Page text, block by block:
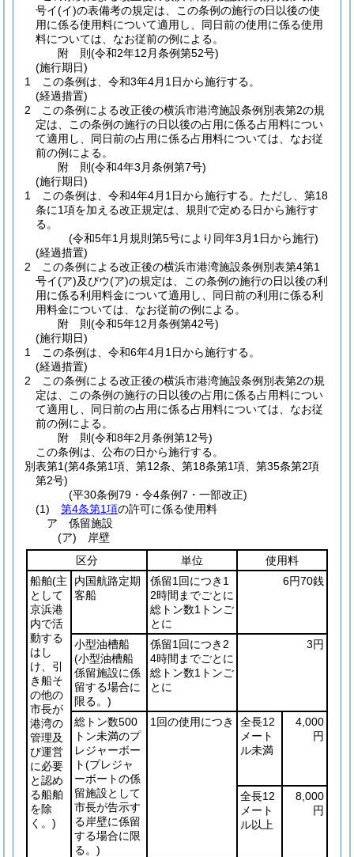
号イ(イ)の表備考の規定は、この条例の施行の日以後の使
用に係る使用料について適用し、同日前の使用に係る使用
料については、なお従前の例による。
附 則(令和2年12月条例第52号)
(施行期日)
1
この条例は、令和3年4月1日から施行する。
(経過措置)
2
この条例による改正後の横浜市港湾施設条例別表第2の規
定は、この条例の施行の日以後の占用に係る占用料につい
て適用し、同日前の占用に係る占用料については、なお従
前の例による。
附 則(令和4年3月条例第7号)
(施行期日)
1
この条例は、令和4年4月1日から施行する。 ただし、第18
条に1項を加える改正規定は、規則で定める日から施行す
る。
(令和5年1月規則第5号により同年3月1日から施行)
(経過措置)
2
この条例による改正後の横浜市港湾施設条例別表第4第1
号イ(ア)及びウ(ア)の規定は、この条例の施行の日以後の利
用に係る利用料金について適用し、同日前の利用に係る利
用料金については、なお従前の例による。
附 則(令和5年12月条例第42号)
(施行期日)
1
この条例は、令和6年4月1日から施行する。
(経過措置)
2
この条例による改正後の横浜市港湾施設条例別表第2の規
定は、この条例の施行の日以後の占用に係る占用料につい
て適用し、同日前の占用に係る占用料については、なお従
前の例による。
附 則(令和8年2月条例第12号)
この条例は、公布の日から施行する。
別表第1(第4条第1項、第12条、第18条第1項、第35条第2項
第2号)
(平30条例79・令4条例7・一部改正)
(1) 第4条第1項の許可に係る使用料
ア 係留施設
(ア) 岸壁
区分
単位
使用料
船舶(主
として
京浜港
内で活
動する
はし
け、引
き船そ
の他の
市長が
港湾の
管理及
び運営
に必要
と認め
る船舶
を除
く。)
内国航路定期
客船
係留1回につき1
2時間までごとに
総トン数1トンご
とに
6円70銭
小型油槽船
(小型油槽船
係留施設に係
留する場合に
限る。)
係留1回につき2
4時間までごとに
総トン数1トンご
とに
3円
総トン数500
トン未満のプ
レジャーボー
ト(プレジャ
ーボートの係
留施設として
市長が告示す
る岸壁に係留
する場合に限
る。)
1回の使用につき
全長12
メート
ル未満
4,000
円
全長12
メート
ル以上
8,000
円